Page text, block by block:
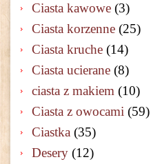
Ciasta kawowe (3)
Ciasta korzenne (25)
Ciasta kruche (14)
Ciasta ucierane (8)
ciasta z makiem (10)
Ciasta z owocami (59)
Ciastka (35)
Desery (12)